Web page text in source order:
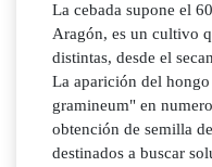
La cebada supone el
Aragón, es un cultivo
distintas, desde el
La aparición del
gramineum" en
obtención de semilla
destinados a buscar